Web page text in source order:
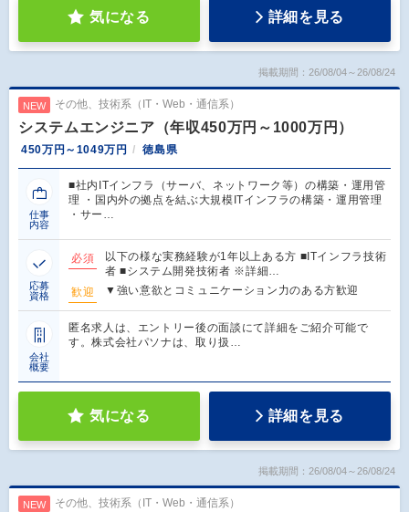
気になる 詳細を見る
掲載期間：26/08/04～26/08/24
NEW その他、技術系（IT・Web・通信系）
システムエンジニア（年収450万円～1000万円）
450万円～1049万円 徳島県
仕事
内容
■社内ITインフラ（サーバ、ネットワーク等）の構築・運用管
理 ・国内外の拠点を結ぶ大規模ITインフラの構築・運用管理
・サー…
応募
資格
必須
以下の様な実務経験が1年以上ある方 ■ITインフラ技術
者 ■システム開発技術者 ※詳細…
歓迎
▼強い意欲とコミュニケーション力のある方歓迎
会社
概要
匿名求人は、エントリー後の面談にて詳細をご紹介可能で
す。株式会社パソナは、取り扱…
気になる 詳細を見る
掲載期間：26/08/04～26/08/24
NEW その他、技術系（IT・Web・通信系）